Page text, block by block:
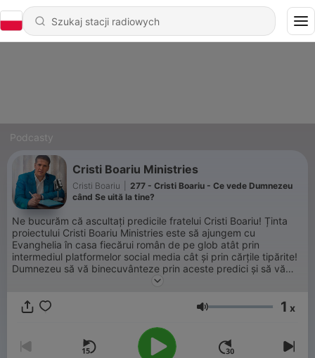
Podcasty
Cristi Boariu Ministries
Cristi Boariu
277 - Cristi Boariu - Ce vede Dumnezeu
când Se uită la tine?
Ne bucurăm că ascultați predicile fratelui Cristi Boariu! Ținta
proiectului Cristi Boariu Ministries este să ajungem cu
Evanghelia în casa fiecărui român de pe glob atât prin
intermediul platformelor social media cât și prin cărțile tipărite!
Dumnezeu să vă binecuvânteze prin aceste predici și să vă
ajute să fiți cât mai aproape de cer!
Głośność 1 x